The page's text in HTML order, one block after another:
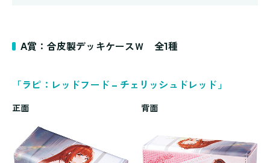
A賞：合皮製デッキケースＷ 全1種
「ラピ：レッドフード – チェリッシュドレッド」
正面 背面